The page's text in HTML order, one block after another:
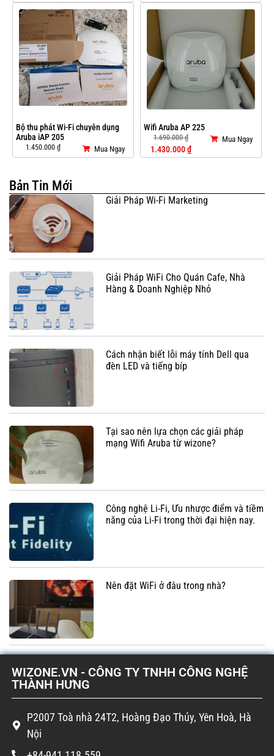
Bộ thu phát Wi-Fi chuyên dụng
Aruba iAP 205
1.450.000 ₫ Mua Ngay
Wifi Aruba AP 225
1.690.000₫
1.430.000₫
Mua Ngay
Bản Tin Mới
Giải Pháp Wi-Fi Marketing
Giải Pháp WiFi Cho Quán Cafe, Nhà
Hàng & Doanh Nghiệp Nhỏ
Cách nhận biết lỗi máy tính Dell qua
đèn LED và tiếng bíp
Tại sao nên lựa chọn các giải pháp
mạng Wifi Aruba từ wizone?
Công nghệ Li-Fi, Ưu nhược điểm và tiềm
năng của Li-Fi trong thời đại hiện nay.
Nên đặt WiFi ở đâu trong nhà?
WIZONE.VN - CÔNG TY TNHH CÔNG NGHỆ
THÀNH HƯNG
P2007 Toà nhà 24T2, Hoàng Đạo Thúy, Yên Hoà, Hà
Nội